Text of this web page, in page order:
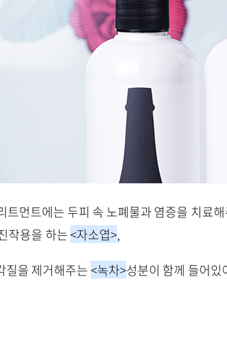
트먼트에는 두피 속 노폐물과 염증을 치료
작용을 하는<자소엽>,
질을 제거해주는 <녹차>성분이 함께 들어있